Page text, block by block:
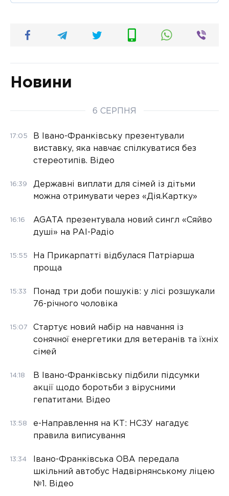
Новини
6 СЕРПНЯ
17:05
В Івано-Франківську презентували
виставку, яка навчає спілкуватися без
стереотипів. Відео
16:39
Державні виплати для сімей із дітьми
можна отримувати через «Дія.Картку»
16:16
AGATA презентувала новий сингл «Сяйво
душі» на РАІ-Радіо
15:55
На Прикарпатті відбулася Патріарша
проща
15:33
Понад три доби пошуків: у лісі розшукали
76-річного чоловіка
15:07
Стартує новий набір на навчання із
сонячної енергетики для ветеранів та їхніх
сімей
14:18
В Івано-Франківську підбили підсумки
акції щодо боротьби з вірусними
гепатитами. Відео
13:58
е-Направлення на КТ: НСЗУ нагадує
правила виписування
13:34
Івано-Франківська ОВА передала
шкільний автобус Надвірнянському ліцею
№1. Відео